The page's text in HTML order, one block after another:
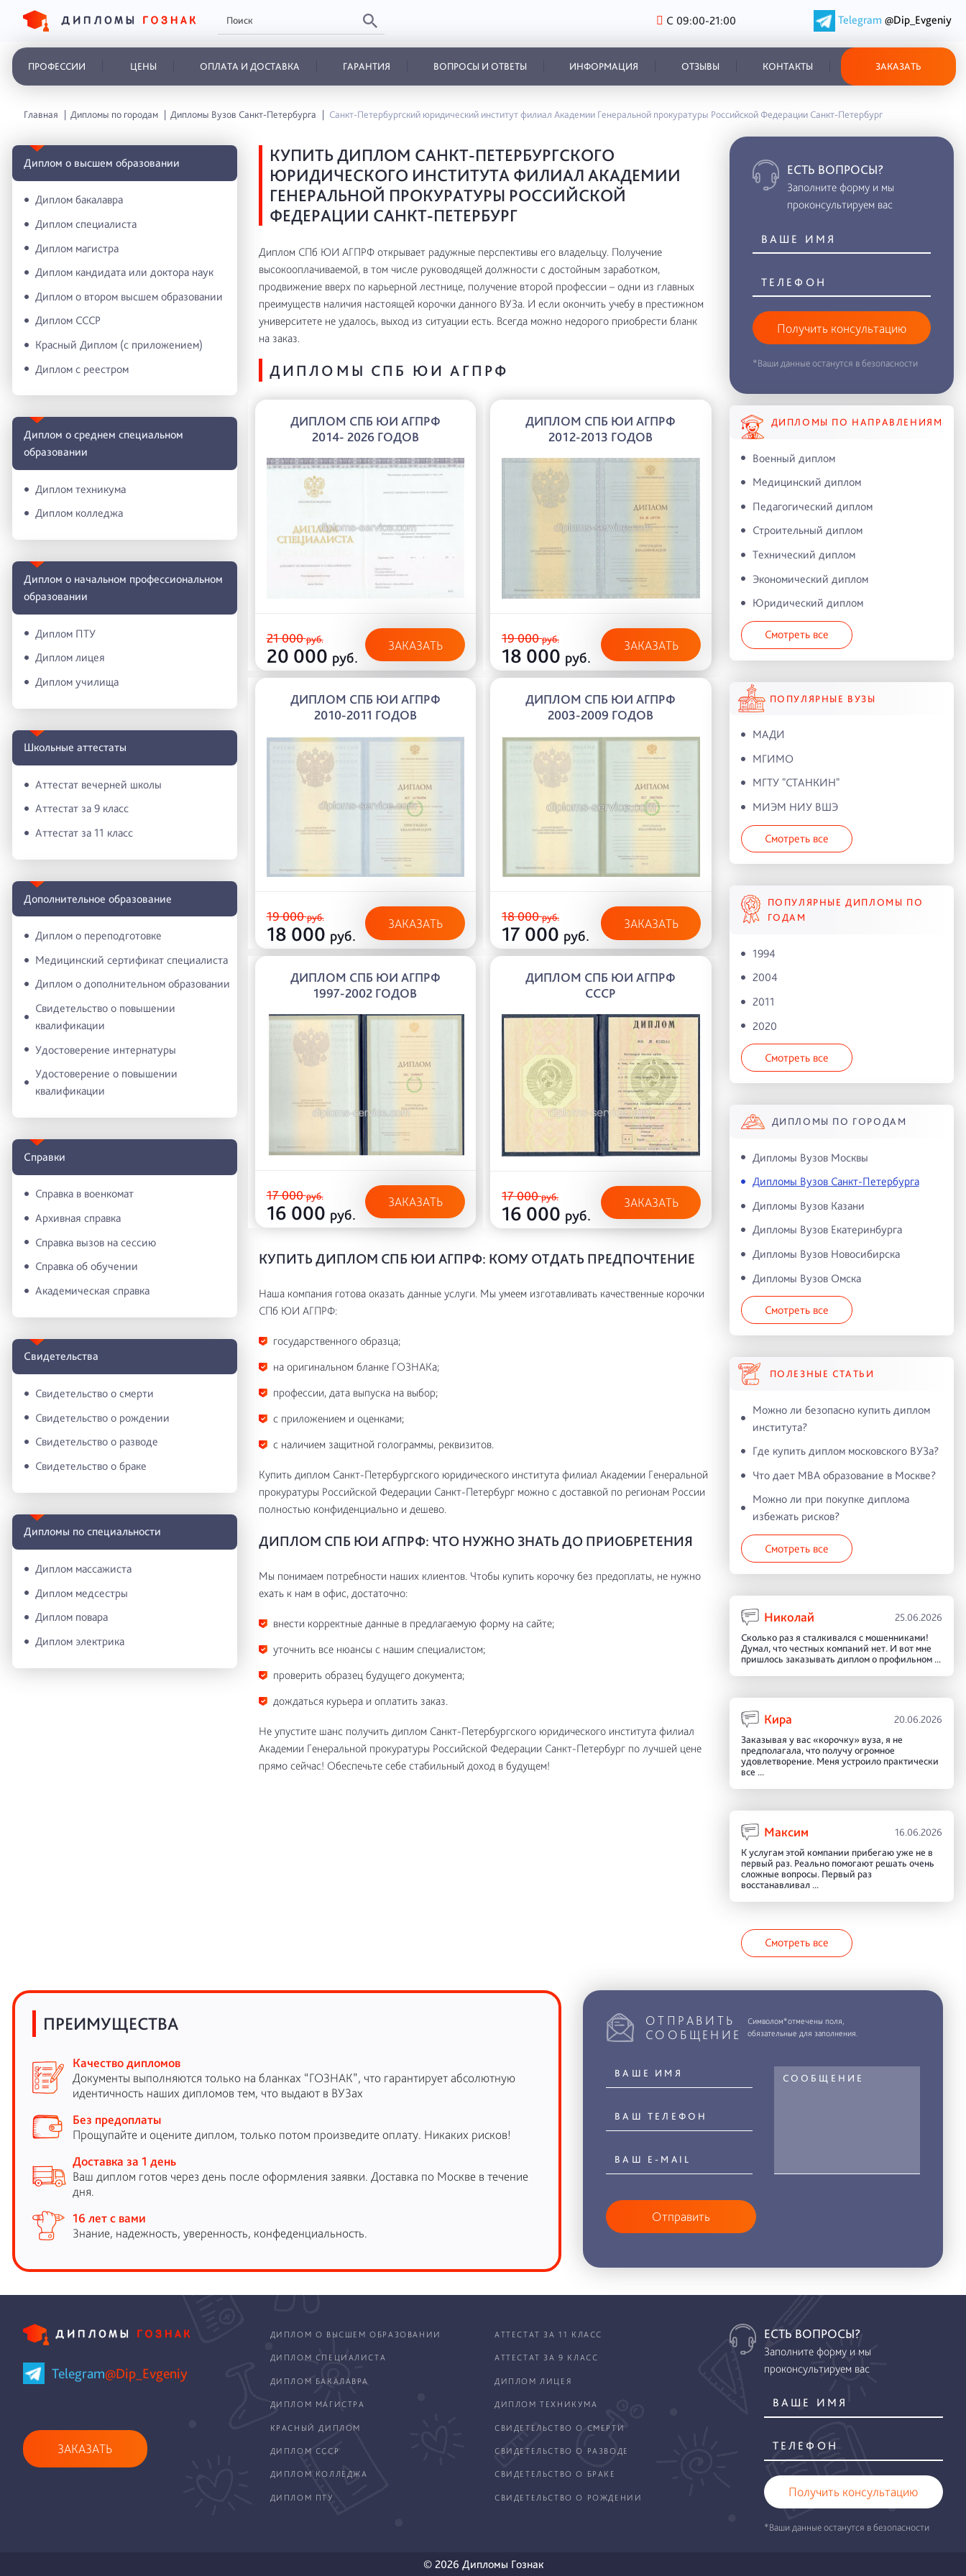
С 09:00-21:00 Telegram @Dip_Evgeniy
ПРОФЕССИИ ЦЕНЫ ОПЛАТА И ДОСТАВКА ГАРАНТИЯ ВОПРОСЫ И ОТВЕТЫ ИНФОРМАЦИЯ ОТЗЫВЫ КОНТАКТЫ ЗАКАЗАТЬ
Главная Дипломы по городам Дипломы Вузов Санкт-Петербурга Санкт-Петербургский юридический институт филиал Академии Генеральной прокуратуры Российской Федерации Санкт-Петербург
Диплом о высшем образовании
Диплом бакалавра
Диплом специалиста
Диплом магистра
Диплом кандидата или доктора наук
Диплом о втором высшем образовании
Диплом СССР
Красный Диплом (с приложением)
Диплом с реестром
Диплом о среднем специальном
образовании
Диплом техникума
Диплом колледжа
Диплом о начальном профессиональном
oбразовании
Диплом ПТУ
Диплом лицея
Диплом училища
Школьные аттестаты
Аттестат вечерней школы
Аттестат за 9 класс
Аттестат за 11 класс
Дополнительное образование
Диплом о переподготовке
Медицинский сертификат специалиста
Диплом о дополнительном образовании
Свидетельство о повышении
квалификации
Удостоверение интернатуры
Удостоверение о повышении
квалификации
Справки
Справка в военкомат
Архивная справка
Справка вызов на сессию
Справка об обучении
Академическая справка
Свидетельства
Свидетельство о смерти
Свидетельство о рождении
Свидетельство о разводе
Свидетельство о браке
Дипломы по специальности
Диплом массажиста
Диплом медсестры
Диплом повара
Диплом электрика
КУПИТЬ ДИПЛОМ САНКТ-ПЕТЕРБУРГСКОГО
ЮРИДИЧЕСКОГО ИНСТИТУТА ФИЛИАЛ АКАДЕМИИ
ГЕНЕРАЛЬНОЙ ПРОКУРАТУРЫ РОССИЙСКОЙ
ФЕДЕРАЦИИ САНКТ-ПЕТЕРБУРГ
Диплом СПб ЮИ АГПРФ открывает радужные перспективы его владельцу. Получение
высокооплачиваемой, в том числе руководящей должности с достойным заработком,
продвижение вверх по карьерной лестнице, получение второй профессии – одни из главных
преимуществ наличия настоящей корочки данного ВУЗа. И если окончить учебу в престижном
университете не удалось, выход из ситуации есть. Всегда можно недорого приобрести бланк
на заказ.
ДИПЛОМЫ СПБ ЮИ АГПРФ
ДИПЛОМ СПБ ЮИ АГПРФ
2014- 2026 ГОДОВ
21 000руб.
20 000 руб.
ЗАКАЗАТЬ
ДИПЛОМ СПБ ЮИ АГПРФ
2012-2013 ГОДОВ
19 000руб.
18 000 руб.
ЗАКАЗАТЬ
ДИПЛОМ СПБ ЮИ АГПРФ
2010-2011 ГОДОВ
19 000руб.
18 000 руб.
ЗАКАЗАТЬ
ДИПЛОМ СПБ ЮИ АГПРФ
2003-2009 ГОДОВ
18 000руб.
17 000 руб.
ЗАКАЗАТЬ
ДИПЛОМ СПБ ЮИ АГПРФ
1997-2002 ГОДОВ
17 000руб.
16 000 руб.
ЗАКАЗАТЬ
ДИПЛОМ СПБ ЮИ АГПРФ
СССР
17 000руб.
16 000 руб.
ЗАКАЗАТЬ
КУПИТЬ ДИПЛОМ СПБ ЮИ АГПРФ: КОМУ ОТДАТЬ ПРЕДПОЧТЕНИЕ
Наша компания готова оказать данные услуги. Мы умеем изготавливать качественные корочки
СПб ЮИ АГПРФ:
государственного образца;
на оригинальном бланке ГОЗНАКа;
профессии, дата выпуска на выбор;
с приложением и оценками;
с наличием защитной голограммы, реквизитов.
Купить диплом Санкт-Петербургского юридического института филиал Академии Генеральной
прокуратуры Российской Федерации Санкт-Петербург можно с доставкой по регионам России
полностью конфиденциально и дешево.
ДИПЛОМ СПБ ЮИ АГПРФ: ЧТО НУЖНО ЗНАТЬ ДО ПРИОБРЕТЕНИЯ
Мы понимаем потребности наших клиентов. Чтобы купить корочку без предоплаты, не нужно
ехать к нам в офис, достаточно:
внести корректные данные в предлагаемую форму на сайте;
уточнить все нюансы с нашим специалистом;
проверить образец будущего документа;
дождаться курьера и оплатить заказ.
Не упустите шанс получить диплом Санкт-Петербургского юридического института филиал
Академии Генеральной прокуратуры Российской Федерации Санкт-Петербург по лучшей цене
прямо сейчас! Обеспечьте себе стабильный доход в будущем!
ЕСТЬ ВОПРОСЫ?
Заполните форму и мы
проконсультируем вас
Получить консультацию
*Ваши данные останутся в безопасности
ДИПЛОМЫ ПО НАПРАВЛЕНИЯМ
Военный диплом
Медицинский диплом
Педагогический диплом
Строительный диплом
Технический диплом
Экономический диплом
Юридический диплом
Смотреть все
ПОПУЛЯРНЫЕ ВУЗЫ
МАДИ
МГИМО
МГТУ "СТАНКИН"
МИЭМ НИУ ВШЭ
Смотреть все
ПОПУЛЯРНЫЕ ДИПЛОМЫ ПО
ГОДАМ
1994
2004
2011
2020
Смотреть все
ДИПЛОМЫ ПО ГОРОДАМ
Дипломы Вузов Москвы
Дипломы Вузов Санкт-Петербурга
Дипломы Вузов Казани
Дипломы Вузов Екатеринбурга
Дипломы Вузов Новосибирска
Дипломы Вузов Омска
Смотреть все
ПОЛЕЗНЫЕ СТАТЬИ
Можно ли безопасно купить диплом
института?
Где купить диплом московского ВУЗа?
Что дает MBA образование в Москве?
Можно ли при покупке диплома
избежать рисков?
Смотреть все
Николай 25.06.2026
Сколько раз я сталкивался с мошенниками!
Думал, что честных компаний нет. И вот мне
пришлось заказывать диплом о профильном ...
Кира 20.06.2026
Заказывая у вас «корочку» вуза, я не
предполагала, что получу огромное
удовлетворение. Меня устроило практически
все ...
Максим 16.06.2026
К услугам этой компании прибегаю уже не в
первый раз. Реально помогают решать очень
сложные вопросы. Первый раз
восстанавливал ...
Смотреть все
ПРЕИМУЩЕСТВА
Качество дипломов
Документы выполняются только на бланках “ГОЗНАК”, что гарантирует абсолютную
идентичность наших дипломов тем, что выдают в ВУЗах
Без предоплаты
Прощупайте и оцените диплом, только потом произведите оплату. Никаких рисков!
Доставка за 1 день
Ваш диплом готов через день после оформления заявки. Доставка по Москве в течение
дня.
16 лет с вами
Знание, надежность, уверенность, конфеденциальность.
ОТПРАВИТЬ
СООБЩЕНИЕ
Символом*отмечены поля,
обязательные для заполнения.
Отправить
Telegram@Dip_Evgeniy
ЗАКАЗАТЬ
ДИПЛОМ О ВЫСШЕМ ОБРАЗОВАНИИ АТТЕСТАТ ЗА 11 КЛАСС
ДИПЛОМ СПЕЦИАЛИСТА АТТЕСТАТ ЗА 9 КЛАСС
ДИПЛОМ БАКАЛАВРА ДИПЛОМ ЛИЦЕЯ
ДИПЛОМ МАГИСТРА ДИПЛОМ ТЕХНИКУМА
КРАСНЫЙ ДИПЛОМ СВИДЕТЕЛЬСТВО О СМЕРТИ
ДИПЛОМ СССР СВИДЕТЕЛЬСТВО О РАЗВОДЕ
ДИПЛОМ КОЛЛЕДЖА СВИДЕТЕЛЬСТВО О БРАКЕ
ДИПЛОМ ПТУ СВИДЕТЕЛЬСТВО О РОЖДЕНИИ
ЕСТЬ ВОПРОСЫ?
Заполните форму и мы
проконсультируем вас
Получить консультацию
*Ваши данные останутся в безопасности
© 2026 Дипломы Гознак